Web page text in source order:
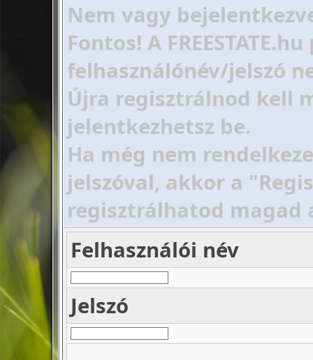
Nem vagy
Fontos! A
felhasználónév/jelszó
Újra regisztrálnod kell
jelentkezhetsz be.
Ha még nem
jelszóval, akkor a
regisztrálhatod magad
Felhasználói név
Jelszó